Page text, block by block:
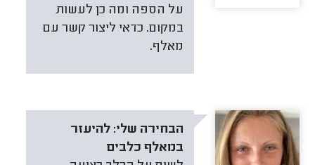
על הספה ומה כן לעשות
במקום. כדאי ליצור קשר עם
מאלף.
הבחירה שלי: להיעזר
במאלף כלבים